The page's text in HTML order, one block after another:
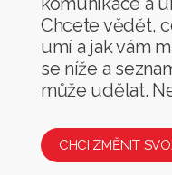
Chcete vědět,
umí a jak vám
se níže a
může udělat.
CHCI ZMĚNIT